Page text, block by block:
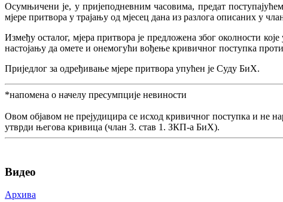
Осумњичени је, у пријеподневним часовима, предат
мјере притвора у трајању од мјесец дана из разлога описаних у
Између осталог, мјера притвора је предложена због околности
настојању да омете и онемогући вођење кривичног поступка
Приједлог за одређивање мјере притвора упућен је Суду БиХ.
*напомена о начелу пресумпције невиности
Овом објавом не прејудицира се исход кривичног поступка и не
утврди његова кривица (члан 3. став 1. ЗКП-а БиХ).
Видео
Архива